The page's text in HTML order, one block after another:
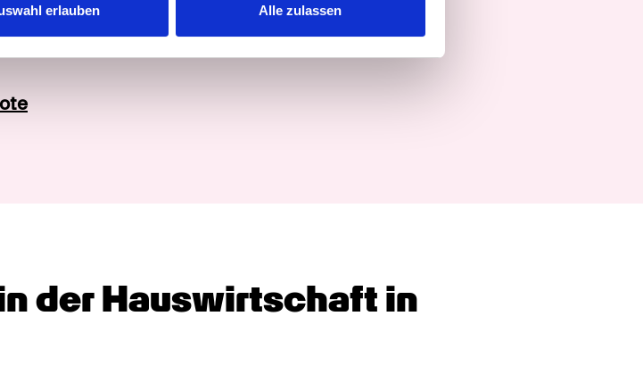
geben wir Informationen zu Ihrer Verwendung unserer
Analysen weiter. Unsere Partner führen diese Informationen
erlauben Alle zulassen
der Hauswirtschaft in